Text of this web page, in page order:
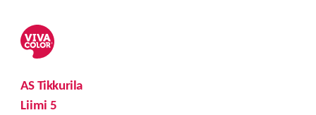
AS Tikkurila
Liimi 5